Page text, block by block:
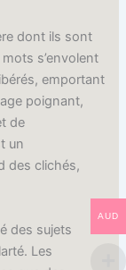
dont ils sont
s’envolent
emportant
poignant,
de
un
des clichés,
des sujets
Les
AUD